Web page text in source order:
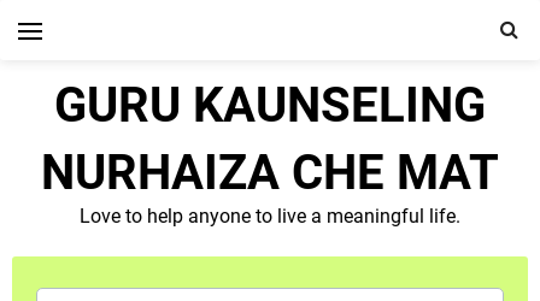
GURU KAUNSELING
NURHAIZA CHE MAT
Love to help anyone to live a meaningful life.